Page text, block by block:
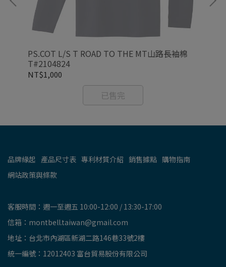
PS.COT L/S T ROAD TO THE MT山路長袖棉
T#2104824
NT$1,000
已售完
品牌緣起 產品尺寸表 專利材質介紹 銷售據點 購物指南
網站政策與條款
客服時間：週一至週五 10:00-12:00 / 13:30-17:00
信箱：montbell.taiwan@gmail.com
地址：台北市內湖區新湖二路146巷33號2樓
統一編號：12012403 富台貿易股份有限公司